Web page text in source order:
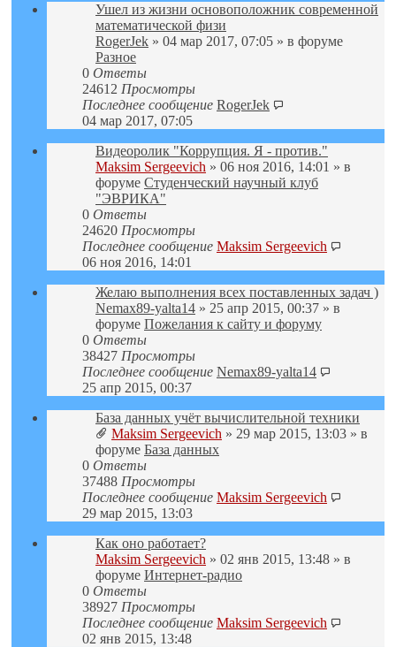
Ушел из жизни основоположник современной
математической физи
RogerJek » 04 мар 2017, 07:05 » в форуме
Разное
0 Ответы
24612 Просмотры
Последнее сообщение RogerJek
04 мар 2017, 07:05
Видеоролик "Коррупция. Я - против."
Maksim Sergeevich » 06 ноя 2016, 14:01 » в
форуме Студенческий научный клуб
"ЭВРИКА"
0 Ответы
24620 Просмотры
Последнее сообщение Maksim Sergeevich
06 ноя 2016, 14:01
Желаю выполнения всех поставленных задач )
Nemax89-yalta14 » 25 апр 2015, 00:37 » в
форуме Пожелания к сайту и форуму
0 Ответы
38427 Просмотры
Последнее сообщение Nemax89-yalta14
25 апр 2015, 00:37
База данных учёт вычислительной техники
Maksim Sergeevich » 29 мар 2015, 13:03 » в
форуме База данных
0 Ответы
37488 Просмотры
Последнее сообщение Maksim Sergeevich
29 мар 2015, 13:03
Как оно работает?
Maksim Sergeevich » 02 янв 2015, 13:48 » в
форуме Интернет-радио
0 Ответы
38927 Просмотры
Последнее сообщение Maksim Sergeevich
02 янв 2015, 13:48